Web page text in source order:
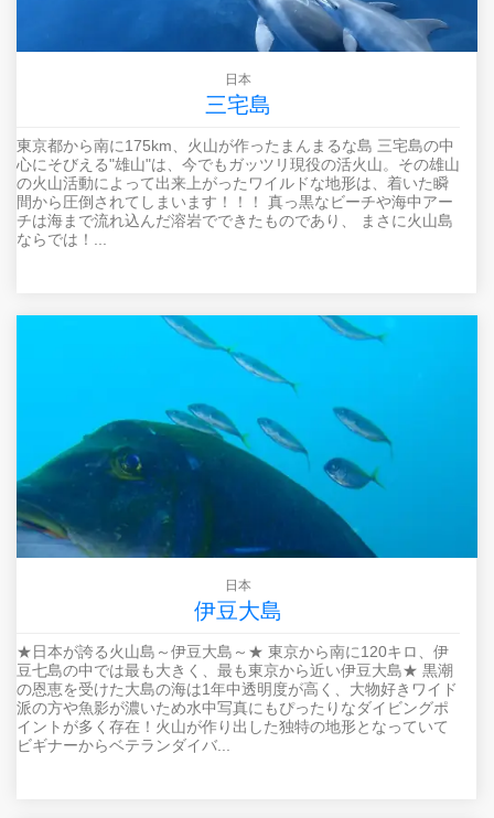
日本
三宅島
東京都から南に175km、火山が作ったまんまるな島 三宅島の中
心にそびえる"雄山"は、今でもガッツリ現役の活火山。その雄山
の火山活動によって出来上がったワイルドな地形は、着いた瞬
間から圧倒されてしまいます！！！ 真っ黒なビーチや海中アー
チは海まで流れ込んだ溶岩でできたものであり、 まさに火山島
ならでは！...
日本
伊豆大島
★日本が誇る火山島～伊豆大島～★ 東京から南に120キロ、伊
豆七島の中では最も大きく、最も東京から近い伊豆大島★ 黒潮
の恩恵を受けた大島の海は1年中透明度が高く、大物好きワイド
派の方や魚影が濃いため水中写真にもぴったりなダイビングポ
イントが多く存在！火山が作り出した独特の地形となっていて
ビギナーからベテランダイバ...